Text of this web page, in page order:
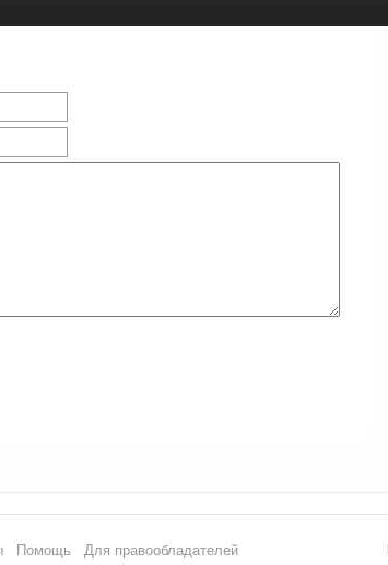
Помощь Для правообладателей